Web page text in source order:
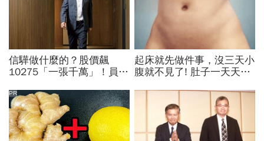
信驊做什麼的？股價飆
10275「一張千萬」！員工
工程師如何孵出「萬金股」
起床就先做件事，沒三天小
腹就不見了! 肚子一天天變
PR